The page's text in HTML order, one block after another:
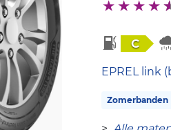
C
EPREL link
Zomerbanden